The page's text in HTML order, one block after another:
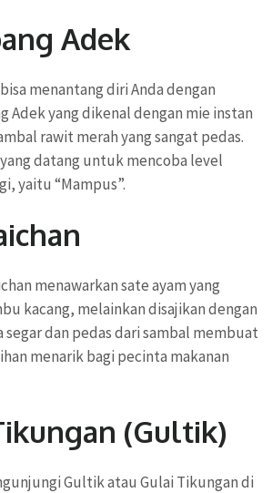
Adek
menantang diri Anda dengan
Adek yang dikenal dengan mie instan
rawit merah yang sangat pedas.
datang untuk mencoba level
yaitu “Mampus”.
menawarkan sate ayam yang
kacang, melainkan disajikan dengan
segar dan pedas dari sambal membuat
menarik bagi pecinta makanan
(Gultik)
Gultik atau Gulai Tikungan di